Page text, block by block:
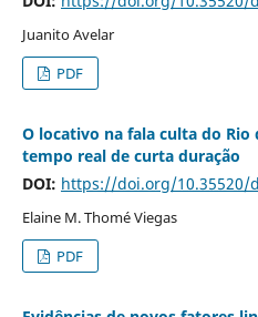
Juanito Avelar
PDF
O locativo na fala culta do
tempo real de curta duração
DOI: https://doi.org/10.35520/
Elaine M. Thomé Viegas
PDF